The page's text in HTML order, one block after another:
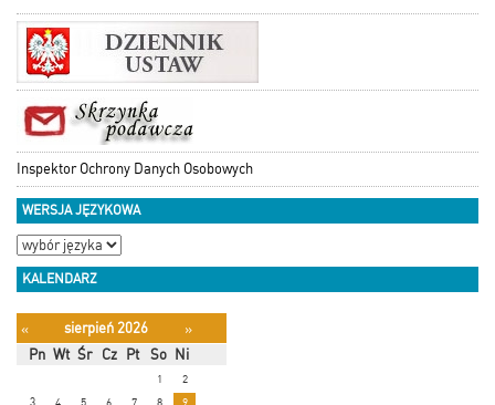
Inspektor Ochrony Danych Osobowych
WERSJA JĘZYKOWA
KALENDARZ
« sierpień 2026
»
Pn Wt Śr Cz Pt So Ni
1
2
3
4 5 6 7 8 9